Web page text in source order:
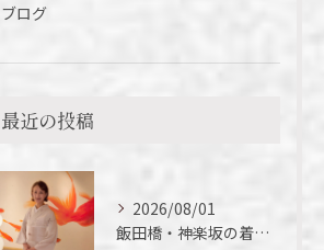
ブログ
最近の投稿
2026/08/01
飯田橋・神楽坂の着付け教室｜夏の着物の魅力